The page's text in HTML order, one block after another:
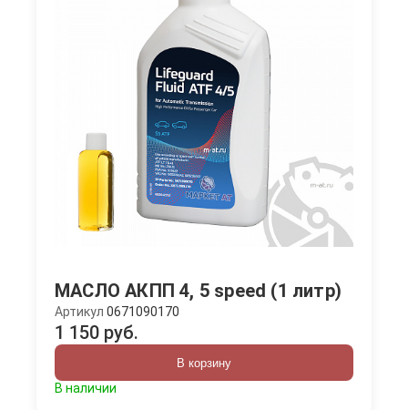
МАСЛО АКПП 4, 5 speed (1 литр)
Артикул 0671090170
1 150 руб.
В корзину
В наличии